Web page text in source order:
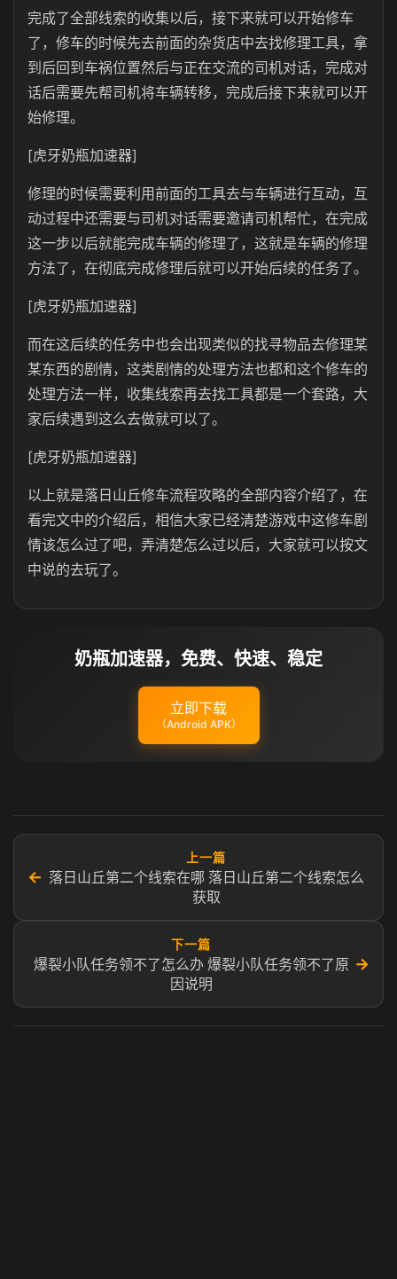
完成了全部线索的收集以后，接下来就可以开始修车
了，修车的时候先去前面的杂货店中去找修理工具，拿
到后回到车祸位置然后与正在交流的司机对话，完成对
话后需要先帮司机将车辆转移，完成后接下来就可以开
始修理。
[虎牙奶瓶加速器]
修理的时候需要利用前面的工具去与车辆进行互动，互
动过程中还需要与司机对话需要邀请司机帮忙，在完成
这一步以后就能完成车辆的修理了，这就是车辆的修理
方法了，在彻底完成修理后就可以开始后续的任务了。
[虎牙奶瓶加速器]
而在这后续的任务中也会出现类似的找寻物品去修理某
某东西的剧情，这类剧情的处理方法也都和这个修车的
处理方法一样，收集线索再去找工具都是一个套路，大
家后续遇到这么去做就可以了。
[虎牙奶瓶加速器]
以上就是落日山丘修车流程攻略的全部内容介绍了，在
看完文中的介绍后，相信大家已经清楚游戏中这修车剧
情该怎么过了吧，弄清楚怎么过以后，大家就可以按文
中说的去玩了。
奶瓶加速器，免费、快速、稳定
立即下载
（Android APK）
←
上一篇
落日山丘第二个线索在哪 落日山丘第二个线索怎么
获取
下一篇
爆裂小队任务领不了怎么办 爆裂小队任务领不了原
因说明
→